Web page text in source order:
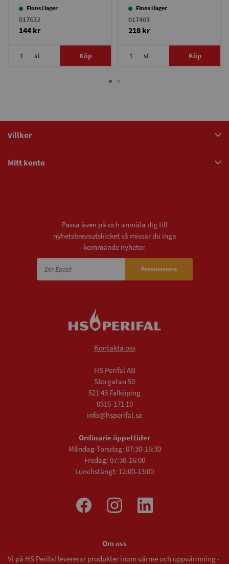
Finns i lager
017622
144 kr
st Köp
Finns i lager
017403
218 kr
st Köp
Villkor
Mitt konto
Passa även på och anmäla dig till
nyhetsbrevsutskicket så missar du inga
kommande nyheter.
Prenumerera
Kontakta oss
HS Perifal AB
Storgatan 50
521 43 Falköping
0515-171 10
info@hsperifal.se
Ordinarie öppettider
Måndag-Torsdag: 07:30-16:30
Fredag: 07:30-16:00
Lunchstängt: 12:00-13:00
Om oss
Vi på HS Perifal levererar produkter inom värme och uppvärmning -